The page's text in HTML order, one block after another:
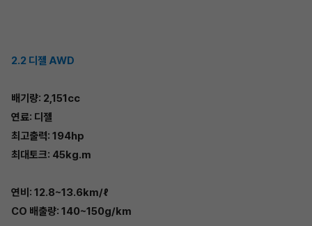
2.2 디젤 AWD
배기량: 2,151cc
연료: 디젤
최고출력: 194hp
최대토크: 45kg.m
연비: 12.8~13.6km/ℓ
CO 배출량: 140~150g/km